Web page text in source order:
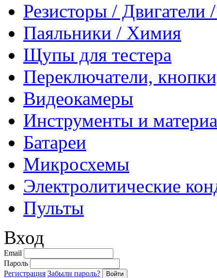
Резисторы /
Паяльники / Химия
Щупы для тестера
Переключатели,
Видеокамеры
Инструменты и
Батареи
Микросхемы
Электролитические
Пульты
Вход
Email
Пароль
Регистрация Забыли пароль?